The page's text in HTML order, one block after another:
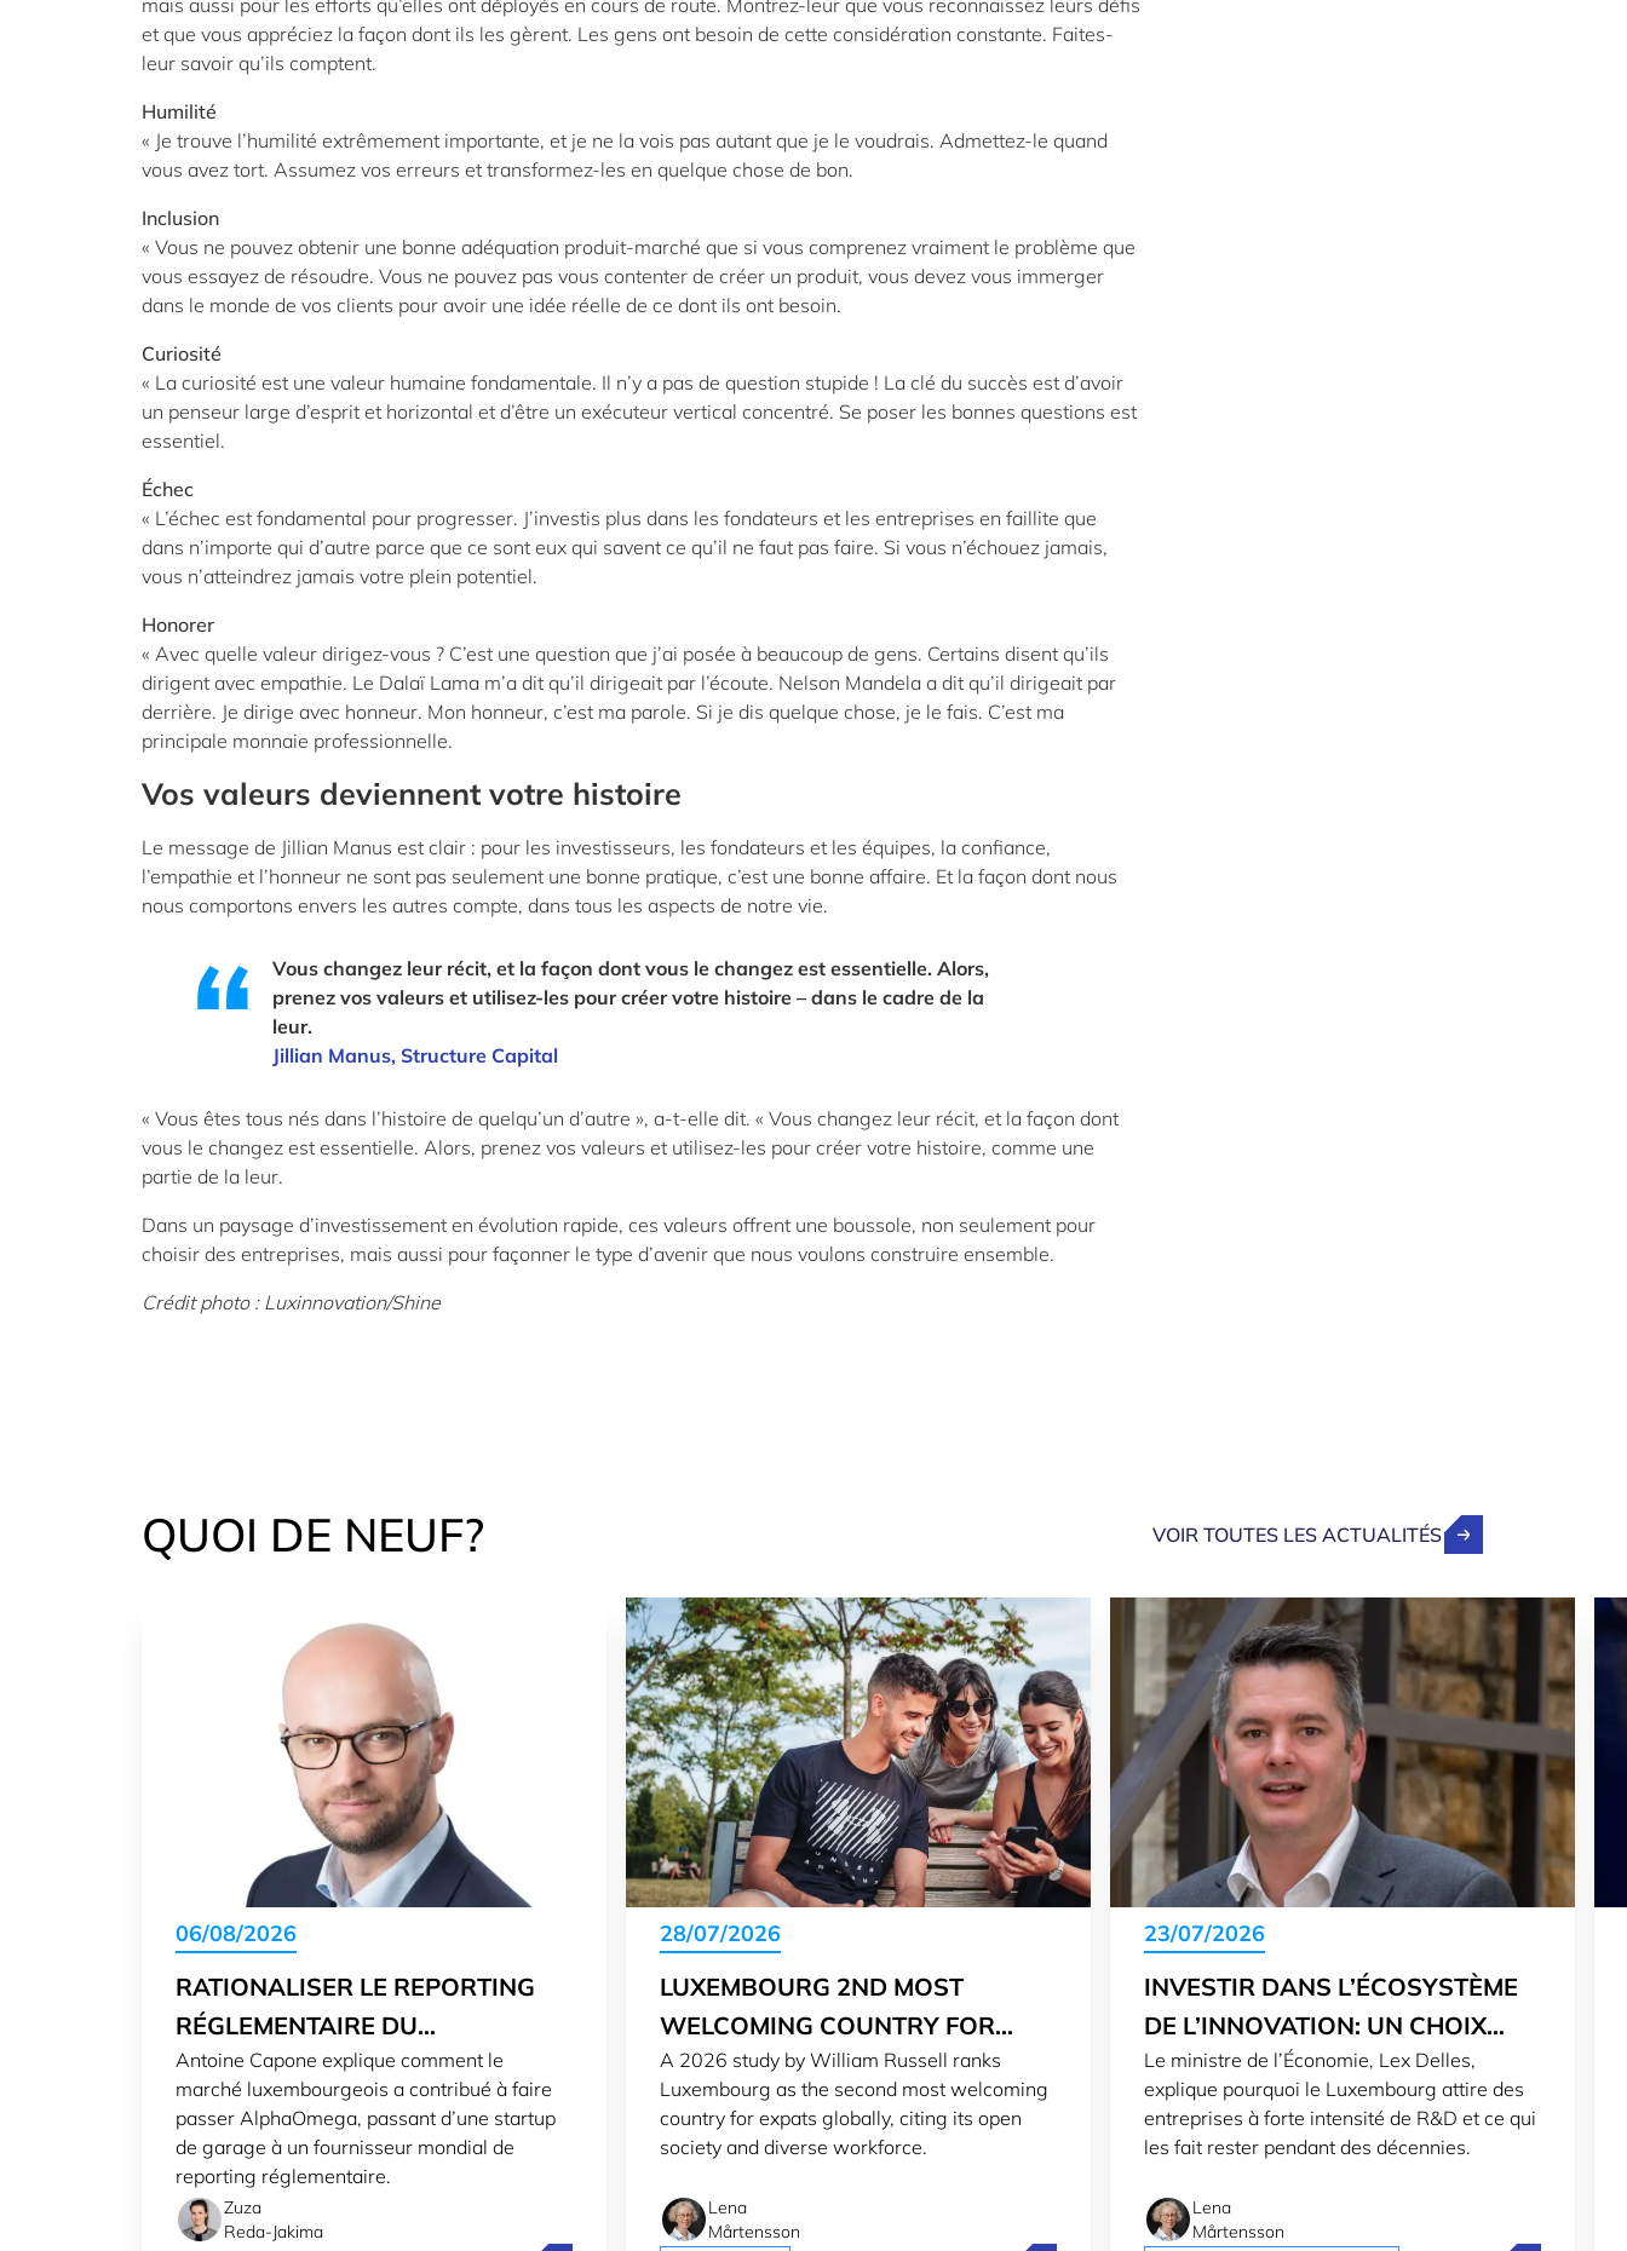
mais aussi pour les efforts qu’elles ont déployés en cours de route. Montrez-leur que vous reconnaissez leurs défis
et que vous appréciez la façon dont ils les gèrent. Les gens ont besoin de cette considération constante. Faites-
leur savoir qu’ils comptent.
Humilité
« Je trouve l’humilité extrêmement importante, et je ne la vois pas autant que je le voudrais. Admettez-le quand
vous avez tort. Assumez vos erreurs et transformez-les en quelque chose de bon.
Inclusion
« Vous ne pouvez obtenir une bonne adéquation produit-marché que si vous comprenez vraiment le problème que
vous essayez de résoudre. Vous ne pouvez pas vous contenter de créer un produit, vous devez vous immerger
dans le monde de vos clients pour avoir une idée réelle de ce dont ils ont besoin.
Curiosité
« La curiosité est une valeur humaine fondamentale. Il n’y a pas de question stupide ! La clé du succès est d’avoir
un penseur large d’esprit et horizontal et d’être un exécuteur vertical concentré. Se poser les bonnes questions est
essentiel.
Échec
« L’échec est fondamental pour progresser. J’investis plus dans les fondateurs et les entreprises en faillite que
dans n’importe qui d’autre parce que ce sont eux qui savent ce qu’il ne faut pas faire. Si vous n’échouez jamais,
vous n’atteindrez jamais votre plein potentiel.
Honorer
« Avec quelle valeur dirigez-vous ? C’est une question que j’ai posée à beaucoup de gens. Certains disent qu’ils
dirigent avec empathie. Le Dalaï Lama m’a dit qu’il dirigeait par l’écoute. Nelson Mandela a dit qu’il dirigeait par
derrière. Je dirige avec honneur. Mon honneur, c’est ma parole. Si je dis quelque chose, je le fais. C’est ma
principale monnaie professionnelle.
Vos valeurs deviennent votre histoire
Le message de Jillian Manus est clair : pour les investisseurs, les fondateurs et les équipes, la confiance,
l’empathie et l’honneur ne sont pas seulement une bonne pratique, c’est une bonne affaire. Et la façon dont nous
nous comportons envers les autres compte, dans tous les aspects de notre vie.
Vous changez leur récit, et la façon dont vous le changez est essentielle. Alors,
prenez vos valeurs et utilisez-les pour créer votre histoire – dans le cadre de la
leur.
Jillian Manus, Structure Capital
« Vous êtes tous nés dans l’histoire de quelqu’un d’autre », a-t-elle dit. « Vous changez leur récit, et la façon dont
vous le changez est essentielle. Alors, prenez vos valeurs et utilisez-les pour créer votre histoire, comme une
partie de la leur.
Dans un paysage d’investissement en évolution rapide, ces valeurs offrent une boussole, non seulement pour
choisir des entreprises, mais aussi pour façonner le type d’avenir que nous voulons construire ensemble.
Crédit photo : Luxinnovation/Shine
QUOI DE NEUF? VOIR TOUTES LES ACTUALITÉS
06/08/2026
RATIONALISER LE REPORTING
RÉGLEMENTAIRE DU
LUXEMBOURG VERS LE MONDE
Antoine Capone explique comment le
marché luxembourgeois a contribué à faire
passer AlphaOmega, passant d’une startup
de garage à un fournisseur mondial de
reporting réglementaire.
Zuza
Reda-Jakima
28/07/2026
LUXEMBOURG 2ND MOST
WELCOMING COUNTRY FOR
EXPATS IN 2026
A 2026 study by William Russell ranks
Luxembourg as the second most welcoming
country for expats globally, citing its open
society and diverse workforce.
Lena
Mårtensson
23/07/2026
INVESTIR DANS L’ÉCOSYSTÈME
DE L’INNOVATION: UN CHOIX
STRATÉGIQUE
Le ministre de l’Économie, Lex Delles,
explique pourquoi le Luxembourg attire des
entreprises à forte intensité de R&D et ce qui
les fait rester pendant des décennies.
Lena
Mårtensson